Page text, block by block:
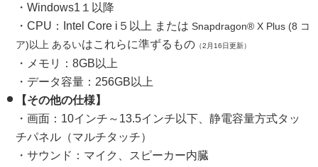
・Windows1１以降
・CPU：Intel Core i５以上 または Snapdragon® X Plus (8 コ
ア)以上 あるいはこれらに準ずるもの （2月16日更新）
・メモリ：8GB以上
・データ容量：256GB以上
【その他の仕様】
・画面：10インチ～13.5インチ以下、静電容量方式タッ
チパネル（マルチタッチ）
・サウンド：マイク、スピーカー内臓